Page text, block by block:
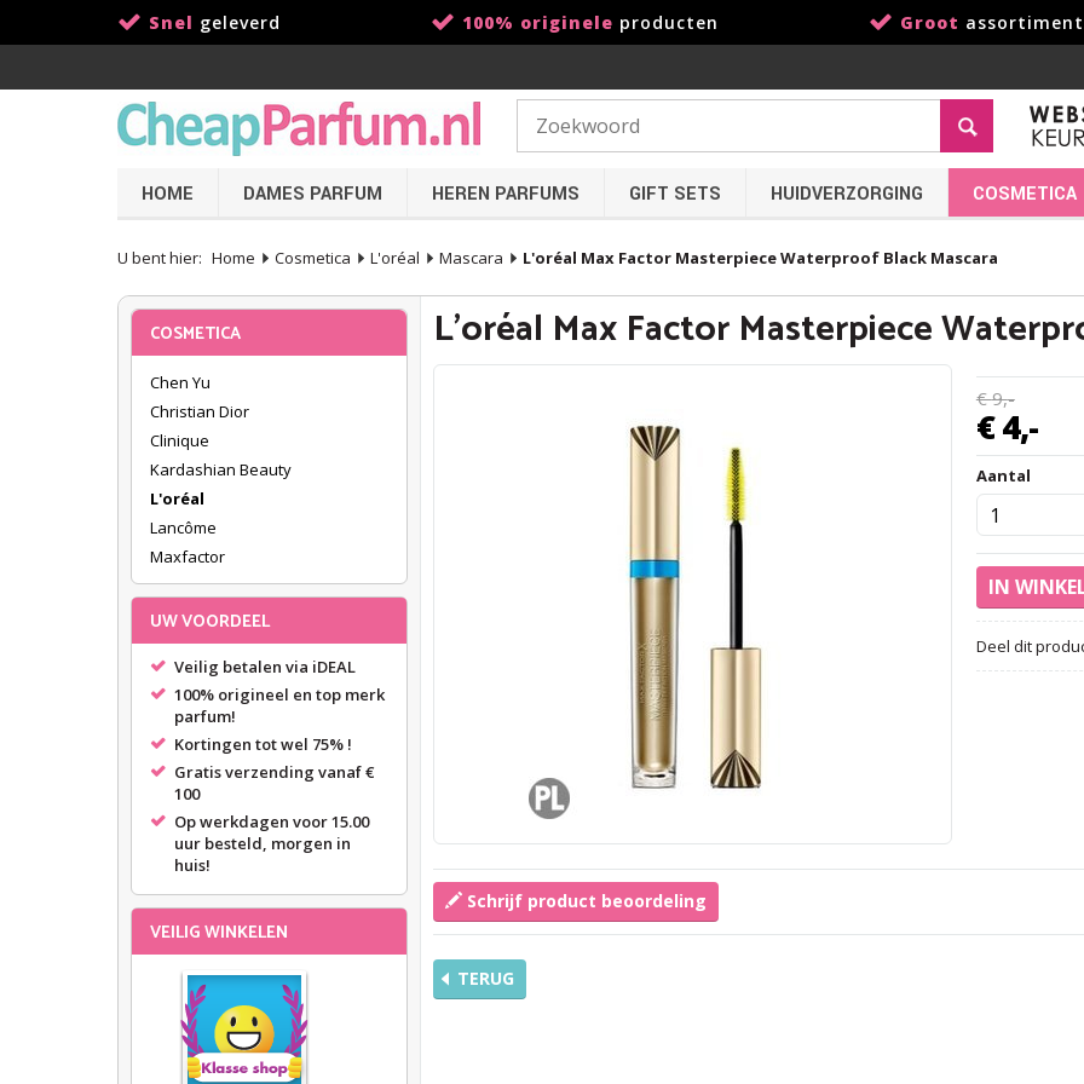
Snel geleverd 100% originele producten Groot assortiment
HOME DAMES PARFUM HEREN PARFUMS GIFT SETS HUIDVERZORGING COSMETICA
U bent hier: Home Cosmetica L'oréal Mascara L'oréal Max Factor Masterpiece Waterproof Black Mascara
COSMETICA
Chen Yu
Christian Dior
Clinique
Kardashian Beauty
L'oréal
Lancôme
Maxfactor
UW VOORDEEL
Veilig betalen via iDEAL
100% origineel en top merk
parfum!
Kortingen tot wel 75% !
Gratis verzending vanaf €
100
Op werkdagen voor 15.00
uur besteld, morgen in
huis!
VEILIG WINKELEN
L'oréal Max Factor Masterpiece
€9,-
€4,-
Aantal
Deel dit
Schrijf product beoordeling
TERUG